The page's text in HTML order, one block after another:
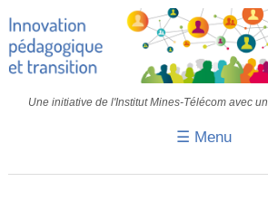
Une initiative de l'Institut Mines-Télécom avec un
☰ Menu